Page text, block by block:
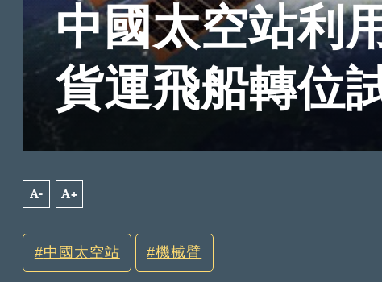
中國太空站利
貨運飛船轉位
A- A+
中國太空站 機械臂